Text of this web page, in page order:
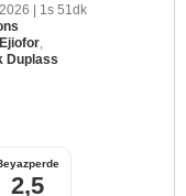
| 1s 51dk
Duplass
2,5